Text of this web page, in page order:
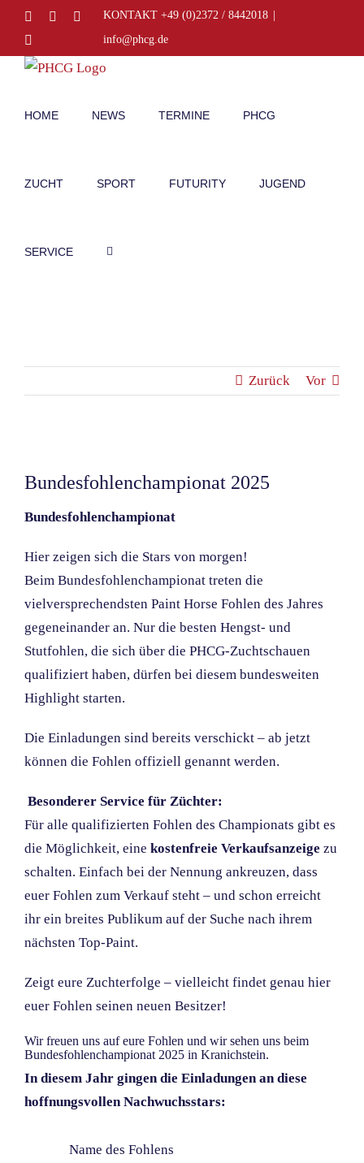
Inhalt
springen
FacebookInstagramKONTAKT +49 (0)2372 / 8442018
info@phcg.de
HOME NEWS TERMINE PHCG
ZUCHT SPORT FUTURITY JUGEND
SERVICE
Zurück Vor
grösseres
Bundesfohlenchampionat 2025
Bundesfohlenchampionat
Hier zeigen sich die Stars von morgen!
Beim Bundesfohlenchampionat treten die
vielversprechendsten Paint Horse Fohlen des Jahres
gegeneinander an. Nur die besten Hengst- und
Stutfohlen, die sich über die PHCG-Zuchtschauen
qualifiziert haben, dürfen bei diesem bundesweiten
Highlight starten.
Die Einladungen sind bereits verschickt – ab jetzt
können die Fohlen offiziell genannt werden.
Besonderer Service für Züchter:
Für alle qualifizierten Fohlen des Championats gibt es
die Möglichkeit, eine kostenfreie Verkaufsanzeige zu
schalten. Einfach bei der Nennung ankreuzen, dass
euer Fohlen zum Verkauf steht – und schon erreicht
ihr ein breites Publikum auf der Suche nach ihrem
nächsten Top-Paint.
Zeigt eure Zuchterfolge – vielleicht findet genau hier
euer Fohlen seinen neuen Besitzer!
Wir freuen uns auf eure Fohlen und wir sehen uns beim
Bundesfohlenchampionat 2025 in Kranichstein.
In diesem Jahr gingen die Einladungen an diese
hoffnungsvollen Nachwuchsstars:
Name des Fohlens